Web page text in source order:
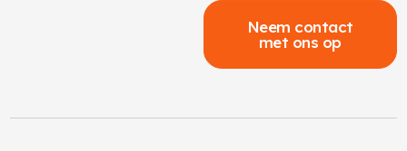
Neem contact
met ons op